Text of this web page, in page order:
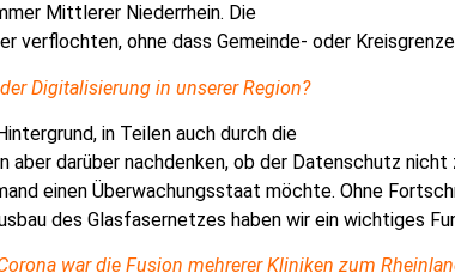
Mittlerer Niederrhein. Die
ohne dass Gemeinde- oder
Digitalisierung in unserer Region?
in Teilen auch durch die
aber darüber nachdenken, ob der Datenschutz
einen Überwachungsstaat möchte. Ohne
des Glasfasernetzes haben wir ein wichtiges
war die Fusion mehrerer Kliniken zum